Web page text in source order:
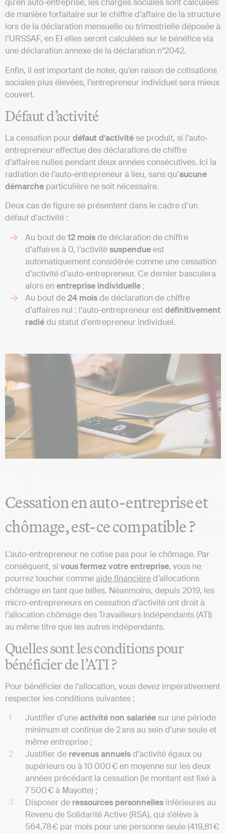
qu’en auto-entreprise, les charges sociales sont calculées
de manière forfaitaire sur le chiffre d’affaire de la structure
lors de la déclaration mensuelle ou trimestrielle déposée à
l’URSSAF, en EI elles seront calculées sur le bénéfice via
une déclaration annexe de la déclaration n°2042.
Enfin, il est important de noter, qu’en raison de cotisations
sociales plus élevées, l’entrepreneur individuel sera mieux
couvert.
Défaut d’activité
La cessation pourdéfautd’activitése produit, si l’auto-
entrepreneur effectue des déclarations de chiffre
d’affaires nulles pendant deux années consécutives. Ici la
radiation de l’auto-entrepreneur à lieu, sans qu’aucune
démarche particulière ne soit nécessaire.
Deux cas de figure se présentent dans le cadre d’un
défaut d’activité :
Au bout de12 moisde déclaration de chiffre
d’affaires à 0, l’activitésuspendueest
automatiquement considérée comme une cessation
d’activité d’auto-entrepreneur. Ce dernier basculera
alors en entreprise individuelle ;
Au bout de24 moisde déclaration de chiffre
d’affaires nul : l’auto-entrepreneur estdéfinitivement
radiédu statut d’entrepreneur individuel.
Cessation en auto-entreprise et
chômage, est-ce compatible ?
L’auto-entrepreneur ne cotise pas pour le chômage. Par
conséquent, si vous fermez votre entreprise, vous ne
pourrez toucher commeaide financièred’allocations
chômage en tant que telles. Néanmoins, depuis 2019, les
micro-entrepreneurs en cessation d’activité ont droit à
l’allocation chômage des Travailleurs Indépendants (ATI)
au même titre que les autres indépendants.
Quelles sont les conditions pour
bénéficier de l’ATI ?
Pour bénéficier de l’allocation, vous devez impérativement
respecter les conditions suivantes :
Justifier d’uneactivité non salariéesur une période
minimum et continue de 2 ans au sein d’une seule et
même entreprise ;
Justifier de revenus annuelsd’activité égaux ou
supérieurs ou à 10 000 € en moyenne sur les deux
années précédant la cessation (le montant est fixé à
7 500 € à Mayotte) ;
Disposer de ressources personnelles inférieures au
Revenu de Solidarité Active (RSA), qui s’élève à
564,78 € par mois pour une personne seule (419,81 €